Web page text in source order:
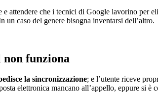
e attendere che i tecnici di Google lavorino per
un caso del genere bisogna inventarsi dell’altro.
funziona
la sincronizzazione; e l’utente riceve
elettronica mancano all’appello, eppure si